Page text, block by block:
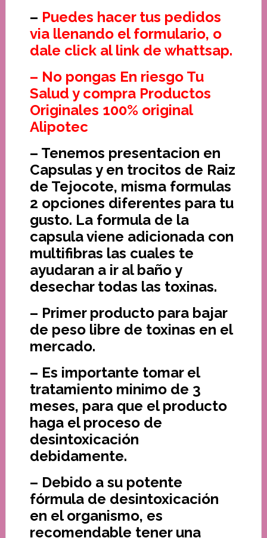
– Puedes hacer tus pedidos
via llenando el formulario, o
dale click al link de whattsap.
– No pongas En riesgo Tu
Salud y compra Productos
Originales 100% original
Alipotec
– Tenemos presentacion en
Capsulas y en trocitos de Raiz
de Tejocote, misma formulas
2 opciones diferentes para tu
gusto. La formula de la
capsula viene adicionada con
multifibras las cuales te
ayudaran a ir al baño y
desechar todas las toxinas.
– Primer producto para bajar
de peso libre de toxinas en el
mercado.
– Es importante tomar el
tratamiento minimo de 3
meses, para que el producto
haga el proceso de
desintoxicación
debidamente.
– Debido a su potente
fórmula de desintoxicación
en el organismo, es
recomendable tener una